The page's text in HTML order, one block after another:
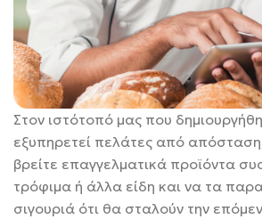
Στον ιστότοπό μας που
εξυπηρετεί πελάτες από
βρείτε επαγγελματικά προϊόντα
τρόφιμα ή άλλα είδη και να τα
σιγουριά ότι θα σταλούν την